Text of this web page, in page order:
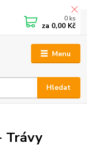
Menu
Hledat
0 ks
za 0,00 Kč
Trávy